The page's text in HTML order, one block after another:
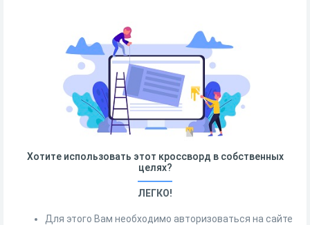
Хотите использовать этот кроссворд в собственных
целях?
ЛЕГКО!
Для этого Вам необходимо авторизоваться на сайте